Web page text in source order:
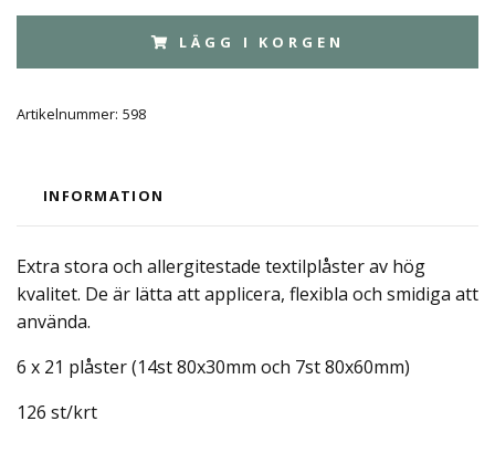
LÄGG I KORGEN
Artikelnummer: 598
INFORMATION
Extra stora och allergitestade textilplåster av hög
kvalitet. De är lätta att applicera, flexibla och smidiga att
använda.
6 x 21 plåster (14st 80x30mm och 7st 80x60mm)
126 st/krt